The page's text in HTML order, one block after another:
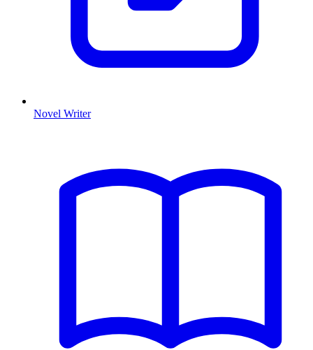
Novel Writer